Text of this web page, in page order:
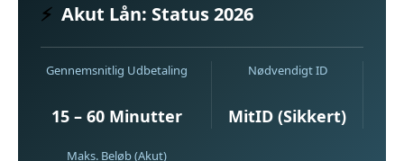
⚡ Akut Lån: Status 2026
Gennemsnitlig Udbetaling
15 – 60 Minutter
Nødvendigt ID
MitID (Sikkert)
Maks. Beløb (Akut)